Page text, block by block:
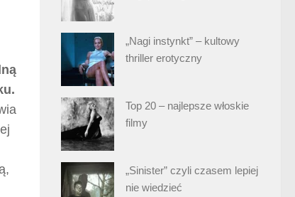
„Nagi instynkt” – kultowy
thriller erotyczny
Top 20 – najlepsze włoskie
filmy
„Sinister” czyli czasem lepiej
nie wiedzieć